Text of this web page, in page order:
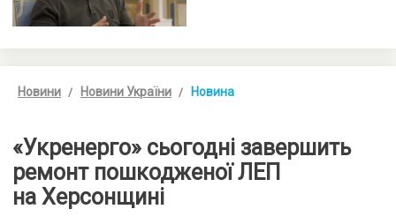
Новини Новини України Новина
«Укренерго» сьогодні завершить
ремонт пошкодженої ЛЕП
на Херсонщині